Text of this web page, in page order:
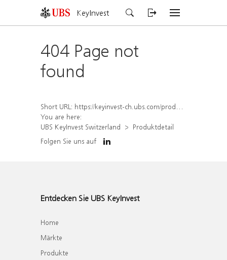
KeyInvest
404 Page not
found
Short URL: https://keyinvest-ch.ubs.com/produkt/detail/index/isin/CH1584639160
You are here:
UBS KeyInvest Switzerland
Produktdetail
Folgen Sie uns auf
Entdecken Sie UBS KeyInvest
Home
Märkte
Produkte